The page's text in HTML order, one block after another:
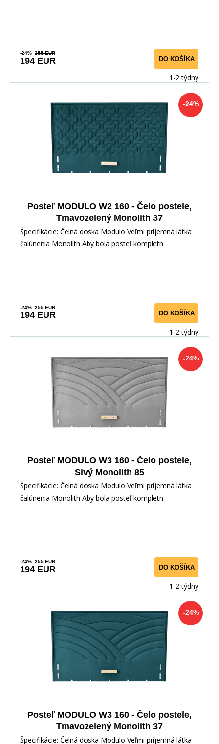
-24% 255 EUR
194 EUR DO KOŠÍKA
1-2 týdny
-24%
Posteľ MODULO W2 160 - Čelo postele,
Tmavozelený Monolith 37
Špecifikácie: Čelná doska Modulo Veľmi príjemná látka
čalúnenia Monolith Aby bola posteľ kompletn
-24% 255 EUR
194 EUR DO KOŠÍKA
1-2 týdny
-24%
Posteľ MODULO W3 160 - Čelo postele,
Sivý Monolith 85
Špecifikácie: Čelná doska Modulo Veľmi príjemná látka
čalúnenia Monolith Aby bola posteľ kompletn
-24% 255 EUR
194 EUR DO KOŠÍKA
1-2 týdny
-24%
Posteľ MODULO W3 160 - Čelo postele,
Tmavozelený Monolith 37
Špecifikácie: Čelná doska Modulo Veľmi príjemná látka